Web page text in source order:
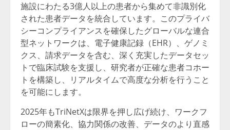
施設にわたる3億人以上の患者から集めて非識別化
された患者データを統合しています。このプライバ
シーコンプライアンスを確保したグローバルな連合
型ネットワークは、電子健康記録（EHR）、ゲノミ
クス、請求データを含む、深く充実したデータセッ
トで臨床試験を支援し、研究者が正確な患者コホー
トを構築し、リアルタイムで高度な分析を行うこと
を可能にします。
2025年もTriNetXは限界を押し広げ続け、ワークフ
ローの簡素化、協力関係の改善、データのより直感